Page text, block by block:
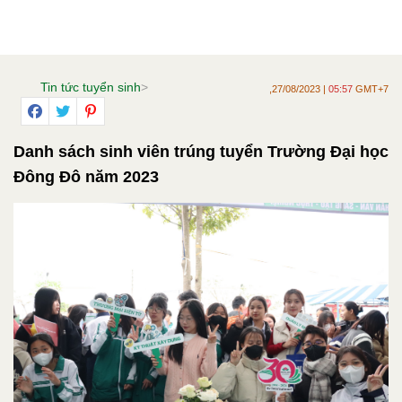
Tin tức tuyển sinh> ,27/08/2023 | 05:57 GMT+7
Danh sách sinh viên trúng tuyển Trường Đại học
Đông Đô năm 2023